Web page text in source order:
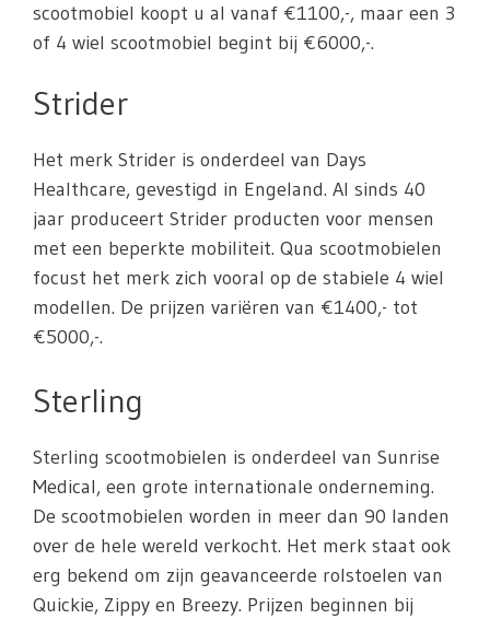
scootmobiel koopt u al vanaf €1100,-, maar een 3
of 4 wiel scootmobiel begint bij €6000,-.
Strider
Het merk Strider is onderdeel van Days
Healthcare, gevestigd in Engeland. Al sinds 40
jaar produceert Strider producten voor mensen
met een beperkte mobiliteit. Qua scootmobielen
focust het merk zich vooral op de stabiele 4 wiel
modellen. De prijzen variëren van €1400,- tot
€5000,-.
Sterling
Sterling scootmobielen is onderdeel van Sunrise
Medical, een grote internationale onderneming.
De scootmobielen worden in meer dan 90 landen
over de hele wereld verkocht. Het merk staat ook
erg bekend om zijn geavanceerde rolstoelen van
Quickie, Zippy en Breezy. Prijzen beginnen bij